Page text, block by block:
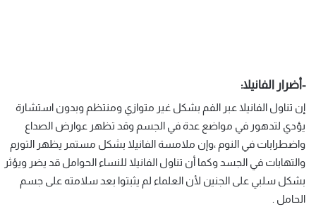
-أضرار الفانيلا:
إن تناول الفانيلا عبر الفم بشكل غير متوازي ومنتظم وبدون استشارة
يؤدي لتدهور في مواضع عدة في الجسم وقد تظهر عوارض الصداع
واضطرابات في النوم ،وإن ملامسة الفانيلا بشكل مستمر يظهر التورم
والتهابات في الجسد وكما أن تناول الفانيلا للنساء الحوامل قد يضر ويؤثر
بشكل سلبي على الجنين لأن العلماء لم يثبتوا بعد سلامته على جسم
الحامل .